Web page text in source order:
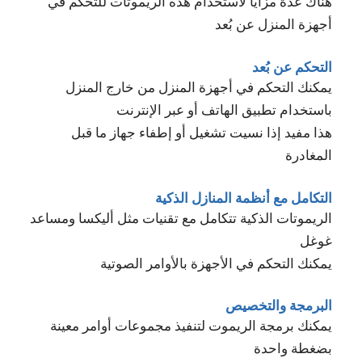
أجهزة المنزل عن بُعد
التحكم عن بُعد
يمكنك التحكم في أجهزة المنزل من خارج المنزل
باستخدام تطبيق الهاتف أو عبر الإنترنت
هذا مفيد إذا نسيت تشغيل أو إطفاء جهاز ما قبل
المغادرة
التكامل مع أنظمة المنازل الذكية
الريموتات الذكية تتكامل مع تقنيات مثل أليكسا ومساعد
غوغل
يمكنك التحكم في الأجهزة بالأوامر الصوتية
البرمجة والتخصيص
يمكنك برمجة الريموت لتنفيذ مجموعات أوامر معينة
بضغطة واحدة